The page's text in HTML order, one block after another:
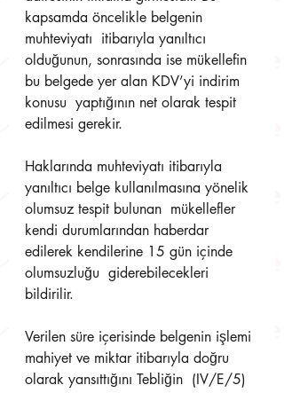
kapsamda öncelikle belgenin
muhteviyatı  itibarıyla yanıltıcı
olduğunun, sonrasında ise mükellefin
bu belgede yer alan KDV’yi indirim
konusu  yaptığının net olarak tespit
edilmesi gerekir.
Haklarında muhteviyatı itibarıyla
yanıltıcı belge kullanılmasına yönelik
olumsuz tespit bulunan  mükellefler
kendi durumlarından haberdar
edilerek kendilerine 15 gün içinde
olumsuzluğu  giderebilecekleri
bildirilir.
Verilen süre içerisinde belgenin işlemi
mahiyet ve miktar itibarıyla doğru
olarak yansıttığını Tebliğin  (IV/E/5)